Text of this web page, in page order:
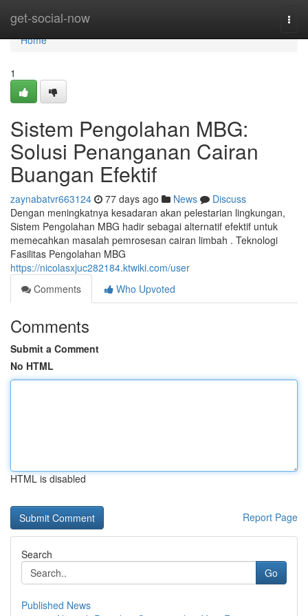
get-social-now
Home
Home
1
Sistem Pengolahan MBG:
Solusi Penanganan Cairan
Buangan Efektif
zaynabatvr663124 77 days ago News
Discuss
Dengan meningkatnya kesadaran akan pelestarian lingkungan,
Sistem Pengolahan MBG hadir sebagai alternatif efektif untuk
memecahkan masalah pemrosesan cairan limbah . Teknologi
Fasilitas Pengolahan MBG
https://nicolasxjuc282184.ktwiki.com/user
Comments
Who Upvoted
Comments
Submit a Comment
No HTML
HTML is disabled
Report Page
Search
Go
Published News